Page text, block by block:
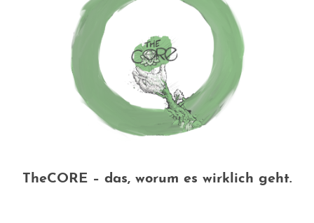
TheCORE – das, worum es wirklich geht.